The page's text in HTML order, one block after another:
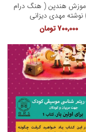
هندپن ( هنگ درام
نوشته مهدی دیزانی
700,000 تومان